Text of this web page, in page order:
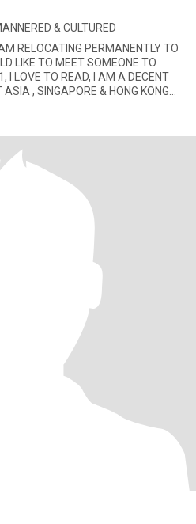
& CULTURED
RELOCATING PERMANENTLY TO
LIKE TO MEET SOMEONE TO
I LOVE TO READ, I AM A DECENT
, SINGAPORE & HONG KONG